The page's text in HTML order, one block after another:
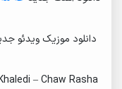
دانلود موزیک ویدئو
– Chaw Rasha